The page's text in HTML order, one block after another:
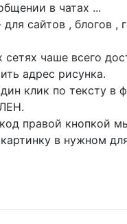
в чатах ...
сайтов , блогов ,
сетях чаше всего
адрес рисунка.
клик по тексту в
правой кнопкой
в нужном